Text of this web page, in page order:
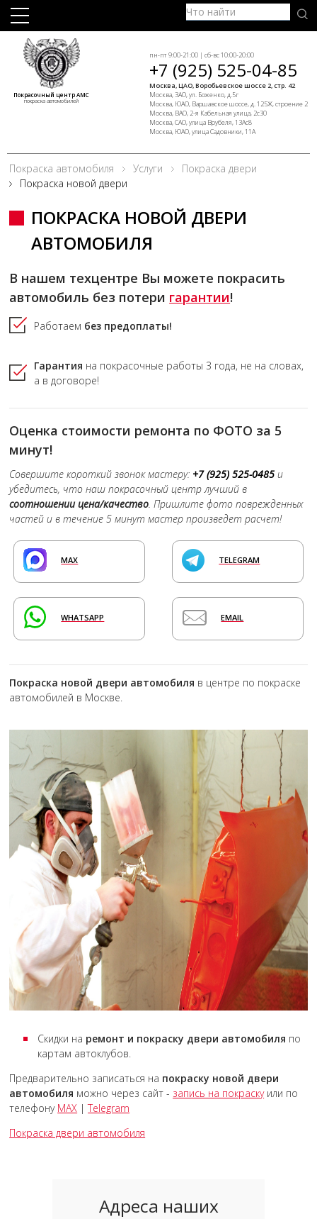
Покрасочный центр АМС
покраска автомобилей
пн-пт 9:00-21:00 | сб-вс 10:00-20:00
+7 (925) 525-04-85
Москва, ЦАО, Воробьевское шоссе 2, стр. 42
Москва, ЗАО, ул. Боженко, д.5г
Москва, ЮАО, Варшавское шоссе, д. 125Ж, строение 2
Москва, ВАО, 2-я Кабельная улица, 2с30
Москва, САО, улица Врубеля, 13Ас8
Москва, ЮАО, улица Садовники, 11А
Покраска автомобиля Услуги
Покраска двери
Покраска новой двери
ПОКРАСКА НОВОЙ ДВЕРИ
АВТОМОБИЛЯ
В нашем техцентре Вы можете покрасить
автомобиль без потери гарантии!
Работаем без предоплаты!
Гарантия на покрасочные работы 3 года, не на словах,
а в договоре!
Оценка стоимости ремонта по ФОТО за 5
минут!
Совершите короткий звонок мастеру: +7 (925) 525-0485 и
убедитесь, что наш покрасочный центр лучший в
соотношении цена/качество. Пришлите фото поврежденных
частей и в течение 5 минут мастер произведет расчет!
MAX TELEGRAM
WHATSAPP EMAIL
Покраска новой двери автомобиля в центре по покраске
автомобилей в Москве.
Скидки на ремонт и покраску двери автомобиля по
картам автоклубов.
Предварительно записаться на покраску новой двери
автомобиля можно через сайт - запись на покраскуили по
телефону MAX |Telegram
Покраска двери автомобиля
Адреса наших